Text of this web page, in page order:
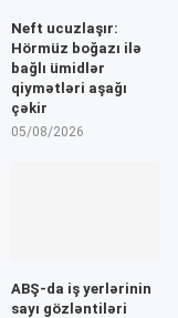
Neft ucuzlaşır:
Hörmüz boğazı ilə
bağlı ümidlər
qiymətləri aşağı
çəkir
05/08/2026
ABŞ-da iş yerlərinin
sayı gözləntiləri